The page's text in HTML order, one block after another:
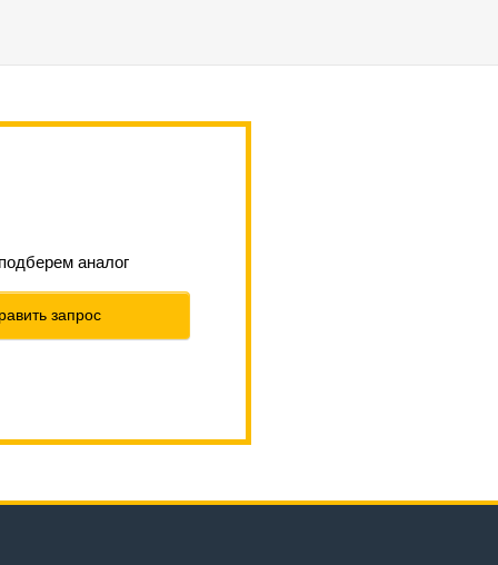
аналог
запрос